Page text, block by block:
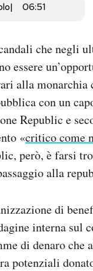
06:51
che negli
essere
alla monarchia
con un
Republic e
«critico come
però, è farsi
alla
di
interna sul
di denaro
potenziali